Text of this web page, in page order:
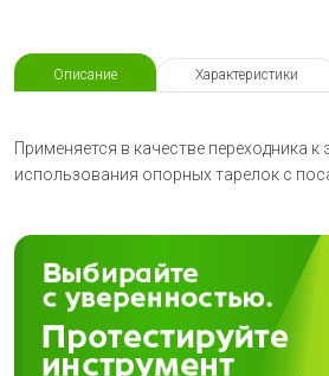
Описание Характеристики
Применяется в качестве переходника к
использования опорных тарелок с